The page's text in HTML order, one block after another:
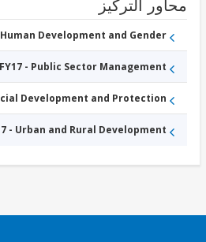
التركيز
FY17 - Human Development and Gender
FY17 - Public Sector Management
- Social Development and Protection
FY17 - Urban and Rural Development